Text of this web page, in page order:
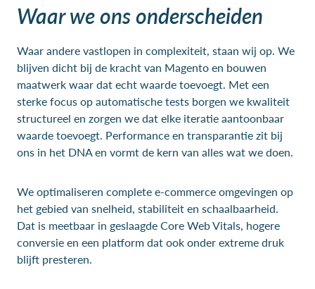
Waar we ons onderscheiden
Waar andere vastlopen in complexiteit, staan wij op. We
blijven dicht bij de kracht van Magento en bouwen
maatwerk waar dat echt waarde toevoegt. Met een
sterke focus op automatische tests borgen we kwaliteit
structureel en zorgen we dat elke iteratie aantoonbaar
waarde toevoegt. Performance en transparantie zit bij
ons in het DNA en vormt de kern van alles wat we doen.
We optimaliseren complete e-commerce omgevingen op
het gebied van snelheid, stabiliteit en schaalbaarheid.
Dat is meetbaar in geslaagde Core Web Vitals, hogere
conversie en een platform dat ook onder extreme druk
blijft presteren.